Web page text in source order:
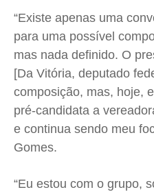
“Existe apenas uma
para uma possível
mas nada definido. O
[Da Vitória, deputado
composição, mas, hoje,
pré-candidata a
e continua sendo meu
Gomes.
“Eu estou com o grupo,